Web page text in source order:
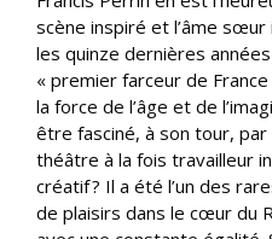
scène inspiré et l’âme sœur
les quinze dernières
« premier farceur de
la force de l’âge et de
être fasciné, à son tour,
théâtre à la fois travailleur
créatif ? Il a été l’un des
de plaisirs dans le cœur du